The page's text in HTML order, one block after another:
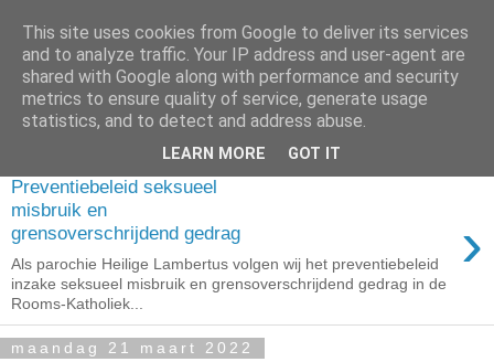
zaterdag 1 oktober 2022
Preventiebeleid seksueel
misbruik en
grensoverschrijdend gedrag
›
Als parochie Heilige Lambertus volgen wij het preventiebeleid
inzake seksueel misbruik en grensoverschrijdend gedrag in de
Rooms-Katholiek...
maandag 21 maart 2022
This site uses cookies from Google to deliver its services
and to analyze traffic. Your IP address and user-agent are
shared with Google along with performance and security
metrics to ensure quality of service, generate usage
statistics, and to detect and address abuse.
LEARN MORE GOT IT